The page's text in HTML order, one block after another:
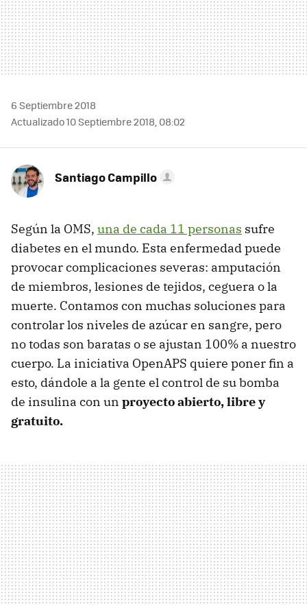
6 Septiembre 2018
Actualizado 10 Septiembre 2018, 08:02
Santiago Campillo
Según la OMS, una de cada 11 personas sufre
diabetes en el mundo. Esta enfermedad puede
provocar complicaciones severas: amputación
de miembros, lesiones de tejidos, ceguera o la
muerte. Contamos con muchas soluciones para
controlar los niveles de azúcar en sangre, pero
no todas son baratas o se ajustan 100% a nuestro
cuerpo. La iniciativa OpenAPS quiere poner fin a
esto, dándole a la gente el control de su bomba
de insulina con un proyecto abierto, libre y
gratuito.